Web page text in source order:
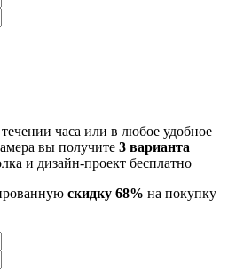
часа или в любое удобное
вы получите 3 варианта
и дизайн-проект бесплатно
скидку 68% на покупку